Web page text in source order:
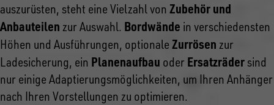
auszurüsten, steht eine Vielzahl von Zubehör und
Anbauteilen zur Auswahl. Bordwände in verschiedensten
Höhen und Ausführungen, optionale Zurrösen zur
Ladesicherung, ein Planenaufbau oder Ersatzräder sind
nur einige Adaptierungsmöglichkeiten, um Ihren Anhänger
nach Ihren Vorstellungen zu optimieren.